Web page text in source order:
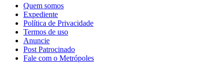
Quem somos
Expediente
Política de Privacidade
Termos de uso
Anuncie
Post Patrocinado
Fale com o Metrópoles